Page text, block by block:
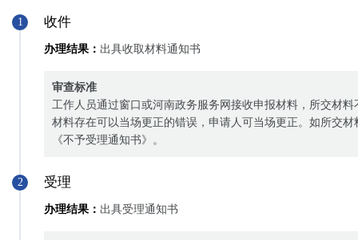
1 收件
办理结果： 出具收取材料通知书
审查标准
工作人员通过窗口或河南政务服务网接收申报材料，所交材
材料存在可以当场更正的错误，申请人可当场更正。如所交
《不予受理通知书》。
2 受理
办理结果： 出具受理通知书